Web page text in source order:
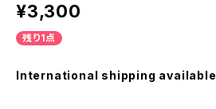
¥3,300
残り1点
International shipping available